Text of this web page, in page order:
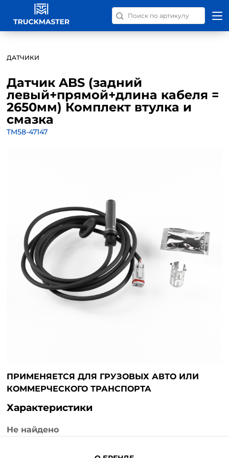
Поиск запчастей по
ДАТЧИКИ
Датчик ABS (задний
левый+прямой+длина кабеля =
2650мм) Комплект втулка и
смазка
TM58-47147
ПРИМЕНЯЕТСЯ ДЛЯ ГРУЗОВЫХ АВТО ИЛИ
КОММЕРЧЕСКОГО ТРАНСПОРТА
Характеристики
Не найдено